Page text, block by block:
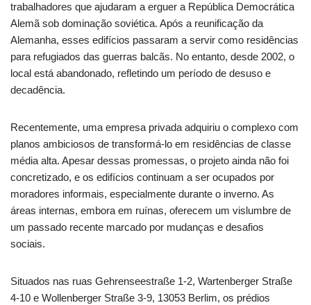
trabalhadores que ajudaram a erguer a República Democrática
Alemã sob dominação soviética. Após a reunificação da
Alemanha, esses edifícios passaram a servir como residências
para refugiados das guerras balcãs. No entanto, desde 2002, o
local está abandonado, refletindo um período de desuso e
decadência.
Recentemente, uma empresa privada adquiriu o complexo com
planos ambiciosos de transformá-lo em residências de classe
média alta. Apesar dessas promessas, o projeto ainda não foi
concretizado, e os edifícios continuam a ser ocupados por
moradores informais, especialmente durante o inverno. As
áreas internas, embora em ruínas, oferecem um vislumbre de
um passado recente marcado por mudanças e desafios
sociais.
Situados nas ruas Gehrenseestraße 1-2, Wartenberger Straße
4-10 e Wollenberger Straße 3-9, 13053 Berlim, os prédios